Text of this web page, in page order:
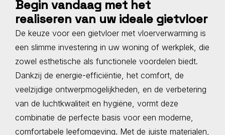
Begin vandaag met het
realiseren van uw ideale gietvloer
De keuze voor een gietvloer met vloerverwarming is
een slimme investering in uw woning of werkplek, die
zowel esthetische als functionele voordelen biedt.
Dankzij de energie-efficiëntie, het comfort, de
veelzijdige ontwerpmogelijkheden, en de verbetering
van de luchtkwaliteit en hygiëne, vormt deze
combinatie de perfecte basis voor een moderne,
comfortabele leefomgeving. Met de juiste materialen,